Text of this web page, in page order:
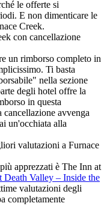
le offerte si
E non dimenticare le
Creek.
con cancellazione
un rimborso completo in
Ti basta
nella sezione
degli hotel offre la
in questa
avvenga
un'occhiata alla
valutazioni a Furnace
più apprezzati è The Inn at
Death Valley – Inside the
valutazioni degli
completamente